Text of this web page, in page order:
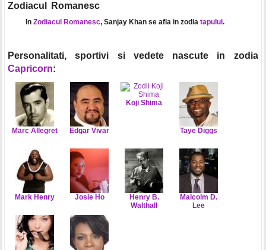
Zodiacul Romanesc
In Zodiacul Romanesc, Sanjay Khan se afla in zodia tapului.
Personalitati, sportivi si vedete nascute in zodia
Capricorn:
Marc Allegret Edgar Vivar
Koji Shima
Taye Diggs
Mark Henry Josie Ho
Henry B.
Walthall
Malcolm D.
Lee